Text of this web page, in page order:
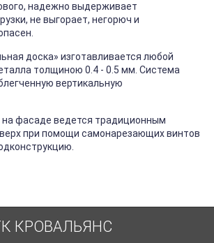
надежно выдерживает
не выгорает, негорюч и
доска» изготавливается любой
толщиною 0.4 - 0.5 мм. Система
вертикальную
фасаде ведется традиционным
при помощи самонарезающих винтов
КРОВАЛЬЯНС